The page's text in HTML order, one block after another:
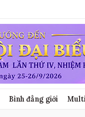
Bình đẳng giới